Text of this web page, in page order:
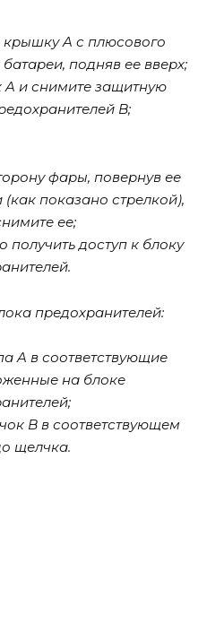
A с плюсового
подняв ее вверх;
и снимите защитную
B;
фары, повернув ее
показано стрелкой),
ее;
доступ к блоку
предохранителей:
A в соответствующие
на блоке
B в соответствующем
щелчка.